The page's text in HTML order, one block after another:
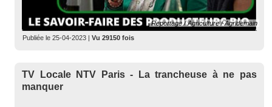
Reportage / Agriculture / Agridemain
Publiée le 25-04-2023 Vu 29150 fois
TV Locale NTV Paris - La trancheuse à ne pas
manquer